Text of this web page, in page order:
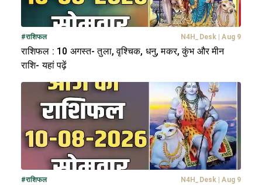
#राशिफल N4H_Desk Aug 9
राशिफल : 10 अगस्त- तुला, वृश्चिक, धनु, मकर, कुंभ और मीन
राशि- यहां पढ़ें
#राशिफल N4H_Desk Aug 9